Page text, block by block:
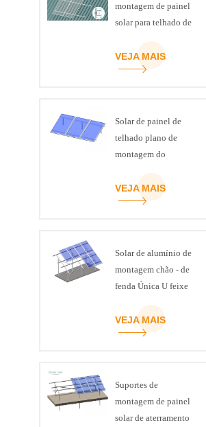
montagem de painel
solar para telhado de
VEJA MAIS
Solar de painel de
telhado plano de
montagem do
inclinação ajustável
kit
VEJA MAIS
Solar de alumínio de
montagem chão - de
fenda Única U feixe
VEJA MAIS
Suportes de
montagem de painel
solar de aterramento